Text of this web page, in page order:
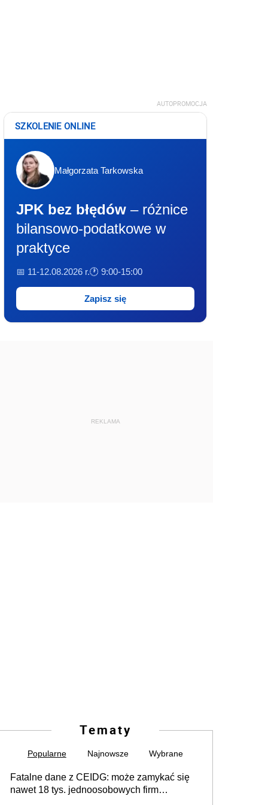
AUTOPROMOCJA
SZKOLENIE ONLINE
Małgorzata Tarkowska
JPK bez błędów – różnice
bilansowo-podatkowe w
praktyce
📅 11-12.08.2026 r.🕐 9:00-15:00
Zapisz się
REKLAMA
Tematy
Popularne Najnowsze Wybrane
Fatalne dane z CEIDG: może zamykać się
nawet 18 tys. jednoosobowych firm